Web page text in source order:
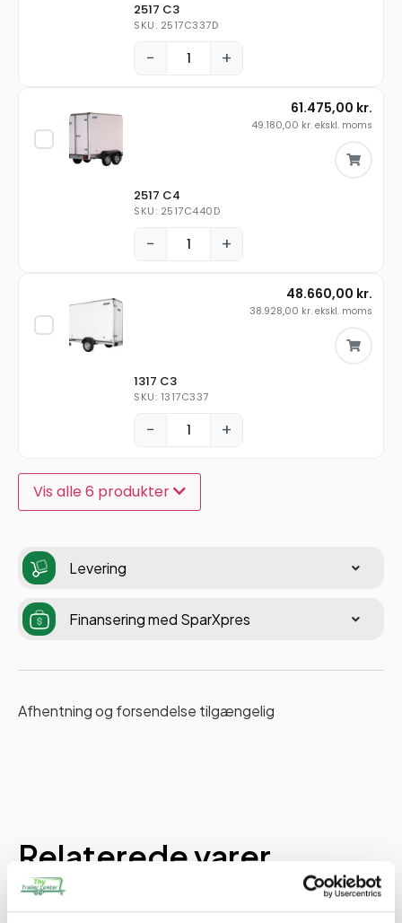
2517 C3
SKU: 2517C337D
− +
2517 C4
SKU: 2517C440D
− +
61.475,00 kr.
49.180,00 kr. ekskl. moms
1317 C3
SKU: 1317C337
− +
48.660,00 kr.
38.928,00 kr. ekskl. moms
Vis alle 6 produkter
Levering
Finansering med SparXpres
Afhentning og forsendelse tilgængelig
Relaterede varer